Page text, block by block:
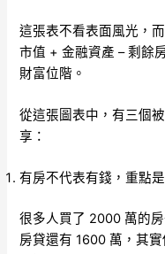
這張表不看表面風光，
市值 + 金融資產 – 剩餘
財富位階。
從這張圖表中，有三個
享：
有房不代表有錢，重點
很多人買了 2000 萬的
房貸還有 1600 萬，其